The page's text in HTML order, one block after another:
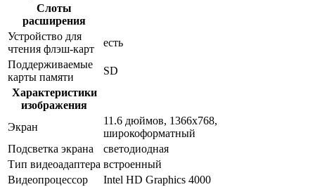
Слоты
расширения
Устройство для
чтения флэш-карт
есть
Поддерживаемые
карты памяти
SD
Характеристики
изображения
Экран
11.6 дюймов, 1366x768,
широкоформатный
Подсветка экрана
светодиодная
Тип видеоадаптера встроенный
Видеопроцессор
Intel HD Graphics 4000